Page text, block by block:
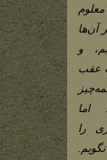
آن‌ها
و
عقب
اما
را